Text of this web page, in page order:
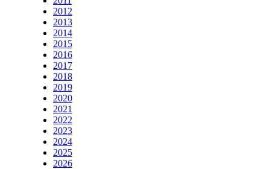
2012
2013
2014
2015
2016
2017
2018
2019
2020
2021
2022
2023
2024
2025
2026